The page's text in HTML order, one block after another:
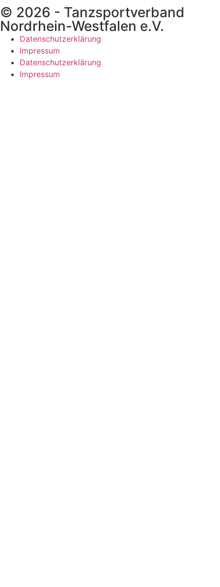
© 2026 - Tanzsportverband
Nordrhein-Westfalen e.V.
Datenschutzerklärung
Impressum
Datenschutzerklärung
Impressum